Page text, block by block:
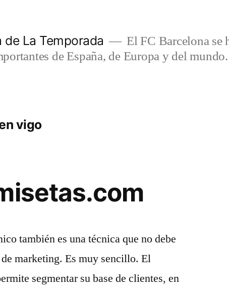
La Temporada
El FC Barcelona se
de España, de Europa y del mundo.
vigo
también es una técnica que no debe
marketing. Es muy sencillo. El
segmentar su base de clientes, en